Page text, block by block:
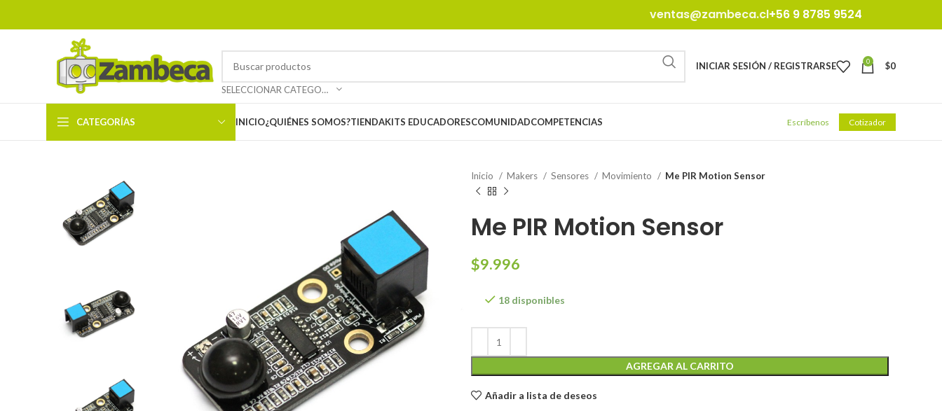
ventas@zambeca.cl+56 9 8785 9524
SELECCIONAR CATEGORÍA
INICIAR SESIÓN / REGISTRARSE 0 $0
CATEGORÍAS INICIO¿QUIÉNES SOMOS?TIENDAKITS EDUCADORESCOMUNIDADCOMPETENCIAS Escríbenos Cotizador
Inicio Makers Sensores Movimiento Me PIR Motion Sensor
Me PIR Motion Sensor
$9.996
18 disponibles
AGREGAR AL CARRITO
Añadir a lista de deseos